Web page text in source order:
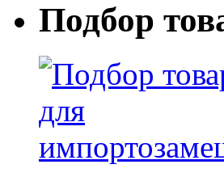
Подбор